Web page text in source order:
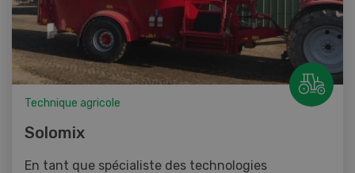
Technique agricole
Solomix
En tant que spécialiste des technologies